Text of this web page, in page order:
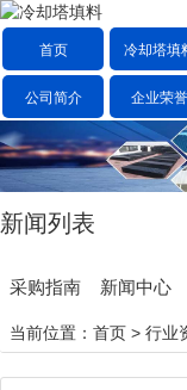
首页 冷却塔填
公司简介 企业荣誉
新闻列表
采购指南 新闻中心
当前位置： 首页 > 行业